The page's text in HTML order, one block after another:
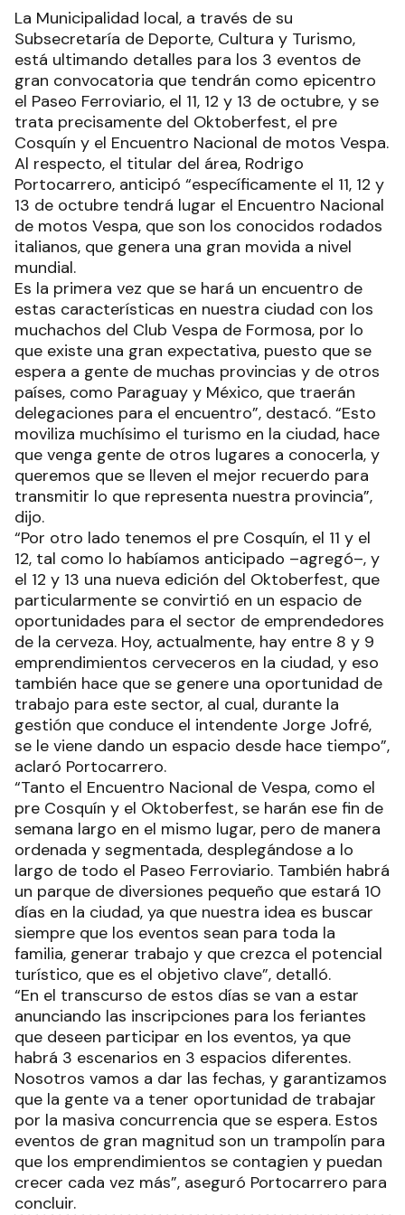
La Municipalidad local, a través de su
Subsecretaría de Deporte, Cultura y Turismo,
está ultimando detalles para los 3 eventos de
gran convocatoria que tendrán como epicentro
el Paseo Ferroviario, el 11, 12 y 13 de octubre, y se
trata precisamente del Oktoberfest, el pre
Cosquín y el Encuentro Nacional de motos Vespa.
Al respecto, el titular del área, Rodrigo
Portocarrero, anticipó “específicamente el 11, 12 y
13 de octubre tendrá lugar el Encuentro Nacional
de motos Vespa, que son los conocidos rodados
italianos, que genera una gran movida a nivel
mundial.
Es la primera vez que se hará un encuentro de
estas características en nuestra ciudad con los
muchachos del Club Vespa de Formosa, por lo
que existe una gran expectativa, puesto que se
espera a gente de muchas provincias y de otros
países, como Paraguay y México, que traerán
delegaciones para el encuentro”, destacó. “Esto
moviliza muchísimo el turismo en la ciudad, hace
que venga gente de otros lugares a conocerla, y
queremos que se lleven el mejor recuerdo para
transmitir lo que representa nuestra provincia”,
dijo.
“Por otro lado tenemos el pre Cosquín, el 11 y el
12, tal como lo habíamos anticipado –agregó–, y
el 12 y 13 una nueva edición del Oktoberfest, que
particularmente se convirtió en un espacio de
oportunidades para el sector de emprendedores
de la cerveza. Hoy, actualmente, hay entre 8 y 9
emprendimientos cerveceros en la ciudad, y eso
también hace que se genere una oportunidad de
trabajo para este sector, al cual, durante la
gestión que conduce el intendente Jorge Jofré,
se le viene dando un espacio desde hace tiempo”,
aclaró Portocarrero.
“Tanto el Encuentro Nacional de Vespa, como el
pre Cosquín y el Oktoberfest, se harán ese fin de
semana largo en el mismo lugar, pero de manera
ordenada y segmentada, desplegándose a lo
largo de todo el Paseo Ferroviario. También habrá
un parque de diversiones pequeño que estará 10
días en la ciudad, ya que nuestra idea es buscar
siempre que los eventos sean para toda la
familia, generar trabajo y que crezca el potencial
turístico, que es el objetivo clave”, detalló.
“En el transcurso de estos días se van a estar
anunciando las inscripciones para los feriantes
que deseen participar en los eventos, ya que
habrá 3 escenarios en 3 espacios diferentes.
Nosotros vamos a dar las fechas, y garantizamos
que la gente va a tener oportunidad de trabajar
por la masiva concurrencia que se espera. Estos
eventos de gran magnitud son un trampolín para
que los emprendimientos se contagien y puedan
crecer cada vez más”, aseguró Portocarrero para
concluir.